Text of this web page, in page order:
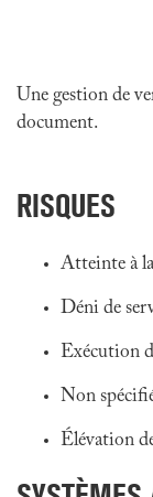
Une gestion de
document.
RISQUES
Atteinte à
Déni de
Exécution
Non
Élévation